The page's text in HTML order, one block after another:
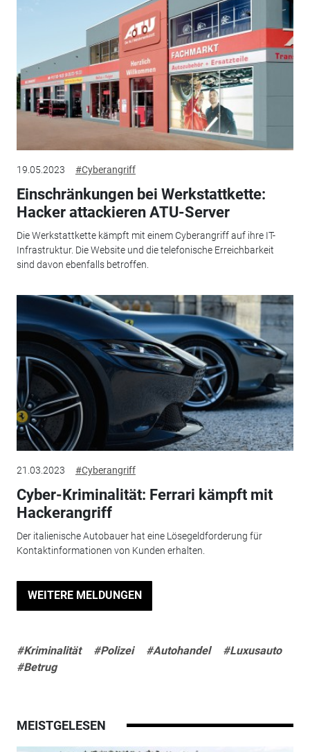
19.05.2023 #Cyberangriff
Einschränkungen bei Werkstattkette:
Hacker attackieren ATU-Server
Die Werkstattkette kämpft mit einem Cyberangriff auf ihre IT-
Infrastruktur. Die Website und die telefonische Erreichbarkeit
sind davon ebenfalls betroffen.
21.03.2023 #Cyberangriff
Cyber-Kriminalität: Ferrari kämpft mit
Hackerangriff
Der italienische Autobauer hat eine Lösegeldforderung für
Kontaktinformationen von Kunden erhalten.
WEITERE MELDUNGEN
#Kriminalität #Polizei #Autohandel
#Luxusauto
#Betrug
MEISTGELESEN